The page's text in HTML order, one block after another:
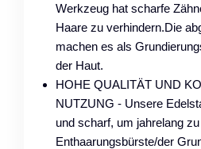
Werkzeug hat scharfe
Haare zu verhindern.Die
machen es als
der Haut.
HOHE QUALITÄT UND
NUTZUNG - Unsere
und scharf, um jahrelang
Enthaarungsbürste/der